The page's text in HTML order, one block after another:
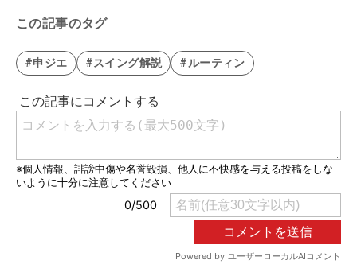
この記事のタグ
#申ジエ #スイング解説 #ルーティン